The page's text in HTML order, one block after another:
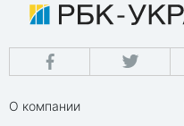
О компании